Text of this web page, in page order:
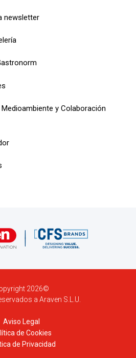
newsletter
y Colaboración
2026©
a Araven S.L.U.
Aviso Legal
de Cookies
de Privacidad